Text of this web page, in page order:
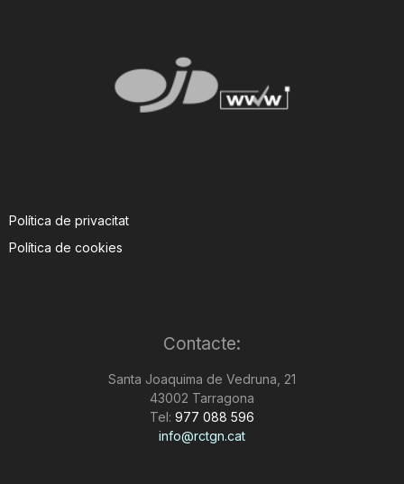
Política de privacitat
Política de cookies
Contacte:
Santa Joaquima de Vedruna, 21
43002 Tarragona
Tel: 977 088 596
info@rctgn.cat